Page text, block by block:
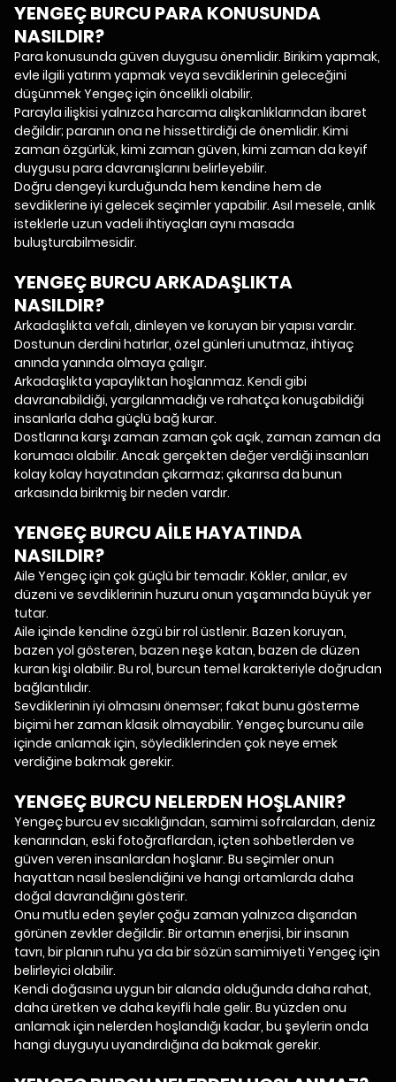
YENGEÇ BURCU PARA KONUSUNDA
NASILDIR?
Para konusunda güven duygusu önemlidir. Birikim yapmak,
evle ilgili yatırım yapmak veya sevdiklerinin geleceğini
düşünmek Yengeç için öncelikli olabilir.
Parayla ilişkisi yalnızca harcama alışkanlıklarından ibaret
değildir; paranın ona ne hissettirdiği de önemlidir. Kimi
zaman özgürlük, kimi zaman güven, kimi zaman da keyif
duygusu para davranışlarını belirleyebilir.
Doğru dengeyi kurduğunda hem kendine hem de
sevdiklerine iyi gelecek seçimler yapabilir. Asıl mesele, anlık
isteklerle uzun vadeli ihtiyaçları aynı masada
buluşturabilmesidir.
YENGEÇ BURCU ARKADAŞLIKTA
NASILDIR?
Arkadaşlıkta vefalı, dinleyen ve koruyan bir yapısı vardır.
Dostunun derdini hatırlar, özel günleri unutmaz, ihtiyaç
anında yanında olmaya çalışır.
Arkadaşlıkta yapaylıktan hoşlanmaz. Kendi gibi
davranabildiği, yargılanmadığı ve rahatça konuşabildiği
insanlarla daha güçlü bağ kurar.
Dostlarına karşı zaman zaman çok açık, zaman zaman da
korumacı olabilir. Ancak gerçekten değer verdiği insanları
kolay kolay hayatından çıkarmaz; çıkarırsa da bunun
arkasında birikmiş bir neden vardır.
YENGEÇ BURCU AİLE HAYATINDA
NASILDIR?
Aile Yengeç için çok güçlü bir temadır. Kökler, anılar, ev
düzeni ve sevdiklerinin huzuru onun yaşamında büyük yer
tutar.
Aile içinde kendine özgü bir rol üstlenir. Bazen koruyan,
bazen yol gösteren, bazen neşe katan, bazen de düzen
kuran kişi olabilir. Bu rol, burcun temel karakteriyle doğrudan
bağlantılıdır.
Sevdiklerinin iyi olmasını önemser; fakat bunu gösterme
biçimi her zaman klasik olmayabilir. Yengeç burcunu aile
içinde anlamak için, söylediklerinden çok neye emek
verdiğine bakmak gerekir.
YENGEÇ BURCU NELERDEN HOŞLANIR?
Yengeç burcu ev sıcaklığından, samimi sofralardan, deniz
kenarından, eski fotoğraflardan, içten sohbetlerden ve
güven veren insanlardan hoşlanır. Bu seçimler onun
hayattan nasıl beslendiğini ve hangi ortamlarda daha
doğal davrandığını gösterir.
Onu mutlu eden şeyler çoğu zaman yalnızca dışarıdan
görünen zevkler değildir. Bir ortamın enerjisi, bir insanın
tavrı, bir planın ruhu ya da bir sözün samimiyeti Yengeç için
belirleyici olabilir.
Kendi doğasına uygun bir alanda olduğunda daha rahat,
daha üretken ve daha keyifli hale gelir. Bu yüzden onu
anlamak için nelerden hoşlandığı kadar, bu şeylerin onda
hangi duyguyu uyandırdığına da bakmak gerekir.